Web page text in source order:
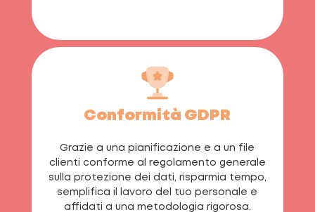
Conformità GDPR
Grazie a una pianificazione e a un file
clienti conforme al regolamento generale
sulla protezione dei dati, risparmia tempo,
semplifica il lavoro del tuo personale e
affidati a una metodologia rigorosa.